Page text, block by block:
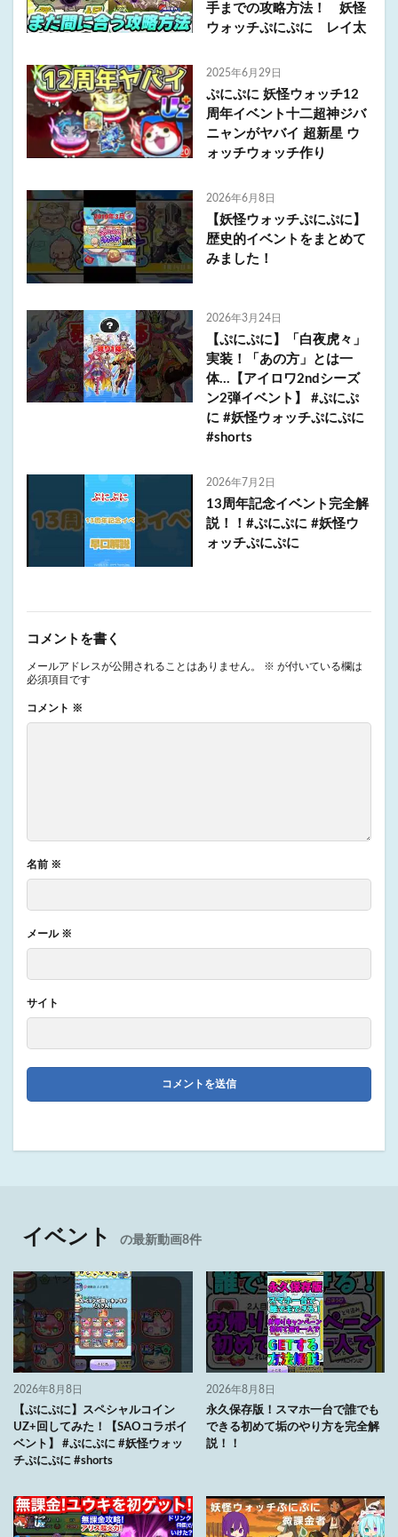
手までの攻略方法！ 妖怪
ウォッチぷにぷに レイ太
2025年6月29日
ぷにぷに 妖怪ウォッチ12
周年イベント十二超神ジバ
ニャンがヤバイ 超新星 ウ
ォッチウォッチ作り
2026年6月8日
【妖怪ウォッチぷにぷに】
歴史的イベントをまとめて
みました！
2026年3月24日
【ぷにぷに】「白夜虎々」
実装！「あの方」とは一
体…【アイロワ2ndシーズ
ン2弾イベント】 #ぷにぷ
に #妖怪ウォッチぷにぷに
#shorts
2026年7月2日
13周年記念イベント完全解
説！！#ぷにぷに #妖怪ウ
ォッチぷにぷに
コメントを書く
メールアドレスが公開されることはありません。 ※ が付いている欄は
必須項目です
コメント ※
名前 ※
メール ※
サイト
イベント の最新動画8件
2026年8月8日
【ぷにぷに】スペシャルコイン
UZ+回してみた！【SAOコラボイ
ベント】 #ぷにぷに #妖怪ウォッ
チぷにぷに #shorts
2026年8月8日
永久保存版！スマホ一台で誰でも
できる初めて垢のやり方を完全解
説！！